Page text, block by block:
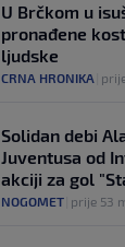
U Brčkom u
pronađene
ljudske
CRNA HRONIKA
Solidan debi
Juventusa od
akciji za gol
NOGOMET prije 53